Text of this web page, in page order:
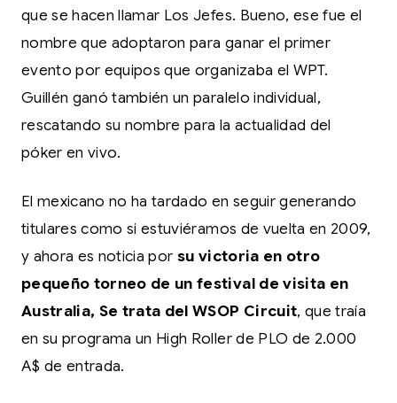
que se hacen llamar Los Jefes. Bueno, ese fue el
nombre que adoptaron para ganar el primer
evento por equipos que organizaba el WPT.
Guillén ganó también un paralelo individual,
rescatando su nombre para la actualidad del
póker en vivo.
El mexicano no ha tardado en seguir generando
titulares como si estuviéramos de vuelta en 2009,
y ahora es noticia por su victoria en otro
pequeño torneo de un festival de visita en
Australia, Se trata del WSOP Circuit, que traía
en su programa un High Roller de PLO de 2.000
A$ de entrada.